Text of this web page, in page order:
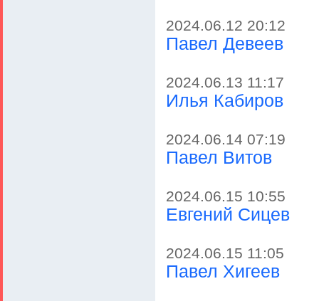
2024.06.12 20:12
Павел Девеев
2024.06.13 11:17
Илья Кабиров
2024.06.14 07:19
Павел Витов
2024.06.15 10:55
Евгений Сицев
2024.06.15 11:05
Павел Хигеев